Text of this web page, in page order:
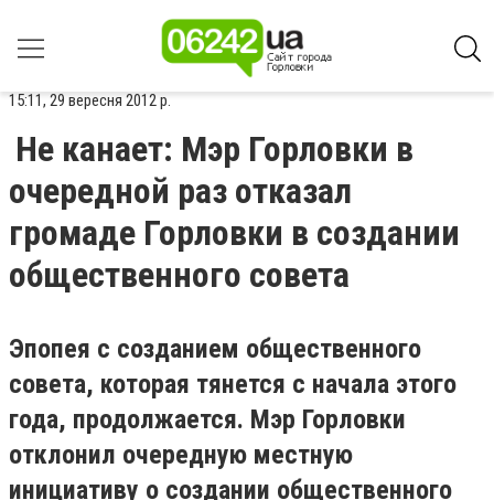
15:11, 29 вересня 2012 р.
Не канает: Мэр Горловки в
очередной раз отказал
громаде Горловки в создании
общественного совета
Эпопея с созданием общественного
совета, которая тянется с начала этого
года, продолжается. Мэр Горловки
отклонил очередную местную
инициативу о создании общественного